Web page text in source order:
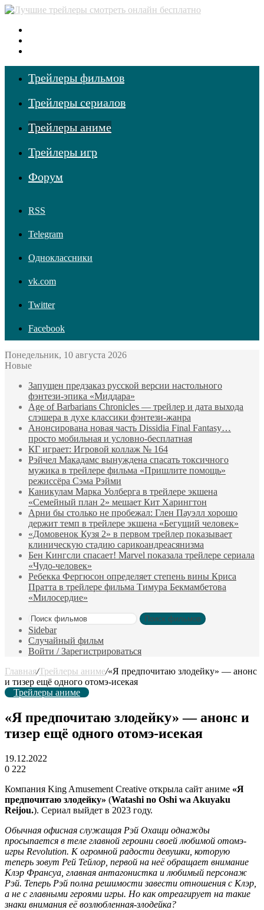
Трейлеры фильмов
Трейлеры сериалов
Трейлеры аниме
Трейлеры игр
Форум
RSS
Telegram
Одноклассники
vk.com
Twitter
Facebook
Понедельник, 10 августа 2026
Новые
Запущен предзаказ русской версии настольного
фэнтези-эпика «Миддара»
Age of Barbarians Chronicles — трейлер и дата выхода
слэшера в духе классики фэнтези-жанра
Анонсирована новая часть Dissidia Final Fantasy…
просто мобильная и условно-бесплатная
КГ играет: Игровой коллаж № 164
Рэйчел Макадамс вынуждена спасать токсичного
мужика в трейлере фильма «Пришлите помощь»
режиссёра Сэма Рэйми
Каникулам Марка Уолберга в трейлере экшена
«Семейный план 2» мешает Кит Харингтон
Арни бы столько не пробежал: Глен Пауэлл хорошо
держит темп в трейлере экшена «Бегущий человек»
«Домовенок Кузя 2» в первом трейлер показывает
клиническую стадию сарикоандреасянизма
Бен Кингсли спасает! Marvel показала трейлере сериала
«Чудо-человек»
Ребекка Фергюсон определяет степень вины Криса
Пратта в трейлере фильма Тимура Бекмамбетова
«Милосердие»
Поиск фильмов
Sidebar
Случайный фильм
Войти / Зарегистрироваться
Главная/Трейлеры аниме/«Я предпочитаю злодейку» — анонс
и тизер ещё одного отомэ-исекая
Трейлеры аниме
«Я предпочитаю злодейку» — анонс и
тизер ещё одного отомэ-исекая
19.12.2022
0 222
Компания King Amusement Creative открыла сайт аниме «Я
предпочитаю злодейку» (Watashi no Oshi wa Akuyaku
Reijou.). Сериал выйдет в 2023 году.
Обычная офисная служащая Рэй Охащи однажды
просыпается в теле главной героини своей любимой отомэ-
игры Revolution. К огромной радости девушки, которую
теперь зовут Рей Тейлор, первой на неё обращает внимание
Клэр Франсуа, главная антагонистка и любимый персонаж
Рэй. Теперь Рэй полна решимости завести отношения с Клэр,
а не с главными героями игры. Но как отреагирует на такие
знаки внимания её возлюбленная-злодейка?